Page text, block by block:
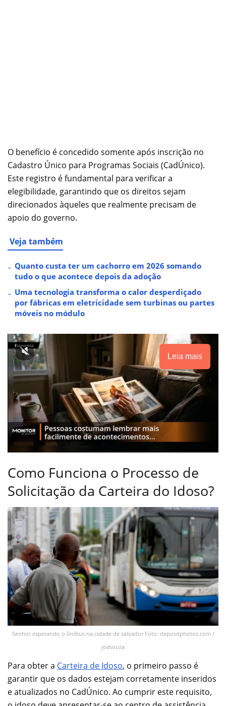
O benefício é concedido somente após inscrição no
Cadastro Único para Programas Sociais (CadÚnico).
Este registro é fundamental para verificar a
elegibilidade, garantindo que os direitos sejam
direcionados àqueles que realmente precisam de
apoio do governo.
Veja também
Quanto custa ter um cachorro em 2026 somando
tudo o que acontece depois da adoção
Uma tecnologia transforma o calor desperdiçado
por fábricas em eletricidade sem turbinas ou partes
móveis no módulo
Leia mais
Como Funciona o Processo de
Solicitação da Carteira do Idoso?
Senhor esperando o ônibus na cidade de salvador Foto: depositphotos.com /
joasouza
Para obter a Carteira de Idoso, o primeiro passo é
garantir que os dados estejam corretamente inseridos
e atualizados no CadÚnico. Ao cumprir este requisito,